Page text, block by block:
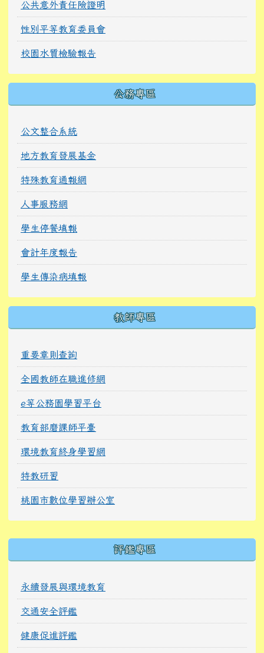
公共意外責任險證明
性別平等教育委員會
校園水質檢驗報告
公務專區
公文整合系統
地方教育發展基金
特殊教育通報網
人事服務網
學生停餐填報
會計年度報告
學生傳染病填報
教師專區
重要章則查詢
全國教師在職進修網
e等公務園學習平台
教育部磨課師平臺
環境教育終身學習網
特教研習
桃園市數位學習辦公室
評鑑專區
永續發展與環境教育
交通安全評鑑
健康促進評鑑